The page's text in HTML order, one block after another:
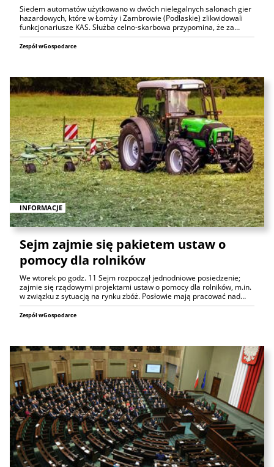
Siedem automatów użytkowano w dwóch nielegalnych salonach gier
hazardowych, które w Łomży i Zambrowie (Podlaskie) zlikwidowali
funkcjonariusze KAS. Służba celno-skarbowa przypomina, że za…
Zespół wGospodarce
INFORMACJE
Sejm zajmie się pakietem ustaw o
pomocy dla rolników
We wtorek po godz. 11 Sejm rozpoczął jednodniowe posiedzenie;
zajmie się rządowymi projektami ustaw o pomocy dla rolników, m.in.
w związku z sytuacją na rynku zbóż. Posłowie mają pracować nad…
Zespół wGospodarce